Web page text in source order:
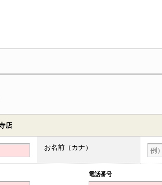
店
お名前（カナ）
電話番号